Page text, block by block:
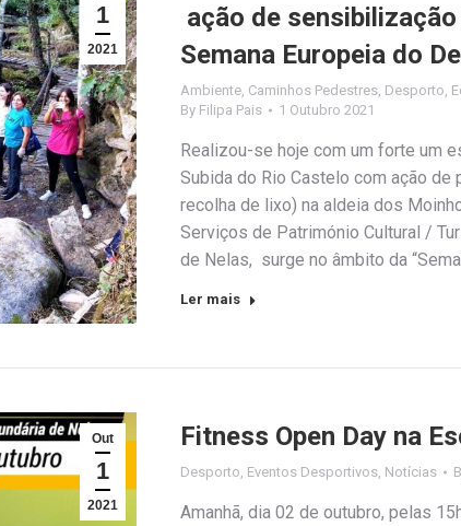
1
2021
ação de
Semana Europeia do
Ambiente, Caminhos Pedestres, Desporto,
By Filipa Pais 1 Outubro 2021
Realizou-se hoje com um forte um
Subida do Rio Castelo com ação
recolha de lixo) na aldeia dos
Serviços de Património Cultural /
de Nelas, surge no âmbito da
Ler mais
Out
1
2021
Fitness Open Day na
Desporto Eventos Desportivos Notícias
Amanhã, dia 02 de outubro, pelas